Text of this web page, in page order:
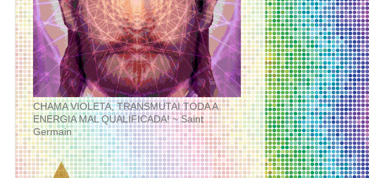
CHAMA VIOLETA, TRANSMUTAI TODA A
ENERGIA MAL QUALIFICADA! ~ Saint
Germain